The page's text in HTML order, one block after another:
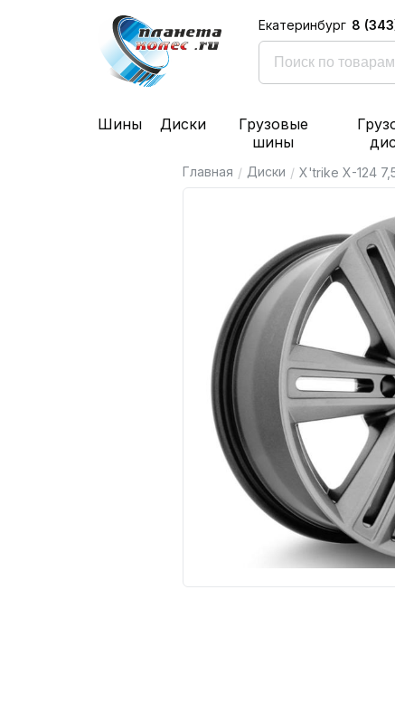
Екатеринбург 8
Шины Диски
Грузовые
шины
Главная / Диски / X'trike X-124